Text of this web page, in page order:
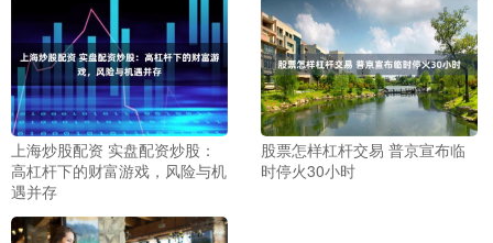
上海炒股配资 实盘配资炒股：
高杠杆下的财富游戏，风险与机
遇并存
股票怎样杠杆交易 普京宣布临
时停火30小时